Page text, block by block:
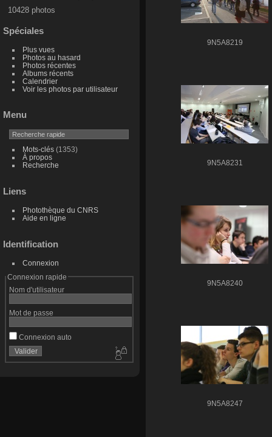
10428 photos
Spéciales
Plus vues
Photos au hasard
Photos récentes
Albums récents
Calendrier
Voir les photos par utilisateur
Menu
Mots-clés(1353)
À propos
Recherche
Liens
Photothèque du CNRS
Aide en ligne
Identification
Connexion
Connexion rapide
Nom d'utilisateur
Mot de passe
Connexion auto
9N5A8219
9N5A8231
9N5A8240
9N5A8247